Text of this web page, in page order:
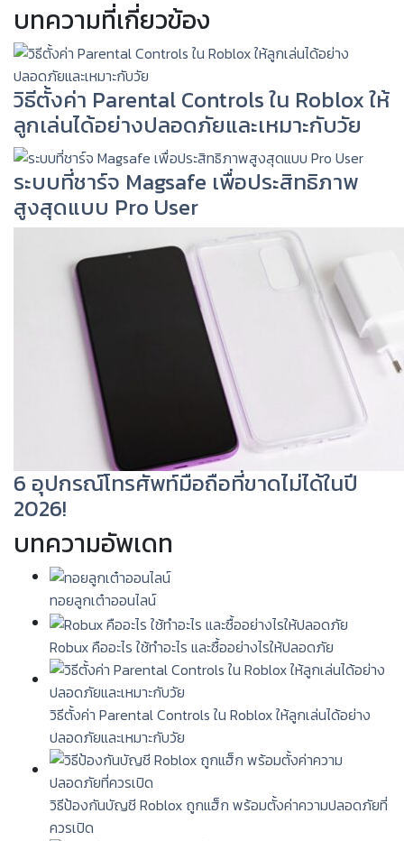
บทความที่เกี่ยวข้อง
วิธีตั้งค่า Parental Controls ใน Roblox ให้
ลูกเล่นได้อย่างปลอดภัยและเหมาะกับวัย
ระบบที่ชาร์จ Magsafe เพื่อประสิทธิภาพ
สูงสุดแบบ Pro User
6 อุปกรณ์โทรศัพท์มือถือที่ขาดไม่ได้ในปี
2026!
บทความอัพเดท
ทอยลูกเต๋าออนไลน์
Robux คืออะไร ใช้ทำอะไร และซื้ออย่างไรให้ปลอดภัย
วิธีตั้งค่า Parental Controls ใน Roblox ให้ลูกเล่นได้อย่าง
ปลอดภัยและเหมาะกับวัย
วิธีป้องกันบัญชี Roblox ถูกแฮ็ก พร้อมตั้งค่าความปลอดภัยที่
ควรเปิด